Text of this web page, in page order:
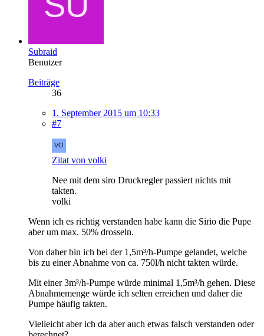
Subraid
Benutzer
Beiträge
36
1. September 2015 um 10:33
#7
Zitat von volki
Nee mit dem siro Druckregler passiert nichts mit
takten.
volki
Wenn ich es richtig verstanden habe kann die Sirio die Pupe
aber um max. 50% drosseln.
Von daher bin ich bei der 1,5m³/h-Pumpe gelandet, welche
bis zu einer Abnahme von ca. 750l/h nicht takten würde.
Mit einer 3m³/h-Pumpe würde minimal 1,5m³/h gehen. Diese
Abnahmemenge würde ich selten erreichen und daher die
Pumpe häufig takten.
Vielleicht aber ich da aber auch etwas falsch verstanden oder